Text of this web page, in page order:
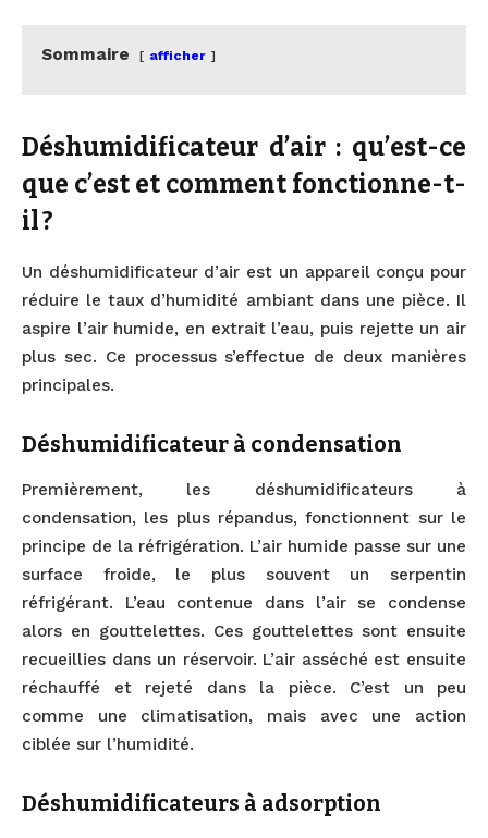
Sommaire afficher
Déshumidificateur d’air : qu’est-ce
que c’est et comment fonctionne-t-
il ?
Un déshumidificateur d’air est un appareil conçu pour
réduire le taux d’humidité ambiant dans une pièce. Il
aspire l’air humide, en extrait l’eau, puis rejette un air
plus sec. Ce processus s’effectue de deux manières
principales.
Déshumidificateur à condensation
Premièrement, les déshumidificateurs à
condensation, les plus répandus, fonctionnent sur le
principe de la réfrigération. L’air humide passe sur une
surface froide, le plus souvent un serpentin
réfrigérant. L’eau contenue dans l’air se condense
alors en gouttelettes. Ces gouttelettes sont ensuite
recueillies dans un réservoir. L’air asséché est ensuite
réchauffé et rejeté dans la pièce. C’est un peu
comme une climatisation, mais avec une action
ciblée sur l’humidité.
Déshumidificateurs à adsorption